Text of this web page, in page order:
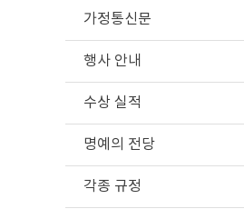
가정통신문
행사 안내
수상 실적
명예의 전당
각종 규정